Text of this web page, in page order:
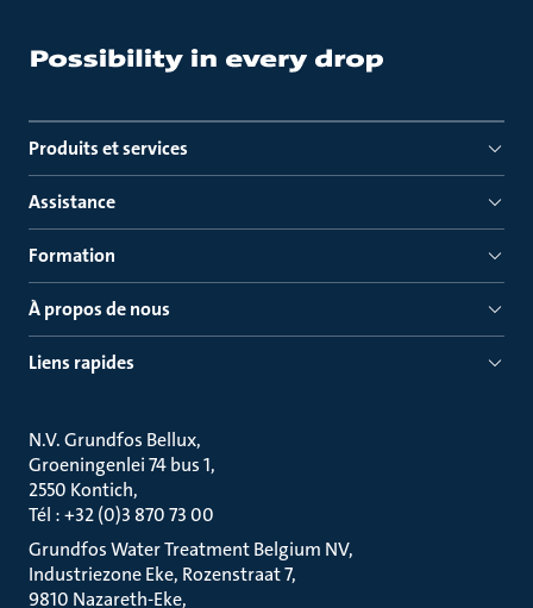
Produits et services
Assistance
Formation
À propos de nous
Liens rapides
N.V. Grundfos Bellux
Groeningenlei 74 bus 1
2550 Kontich
Tél : +32 (0)3 870 73 00
Grundfos Water Treatment Belgium NV
Industriezone Eke, Rozenstraat 7
9810 Nazareth-Eke